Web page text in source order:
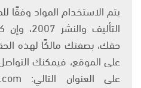
التأليف
حقك، بصفتك مالكًا لهذه
على الموقع، فيمكنك التواصل